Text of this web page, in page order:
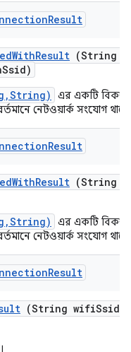
Result
WithResult (String
Ssid)
এর একটি
নেটওয়ার্ক সংযোগ থাকে
Result
WithResult (String
এর একটি
নেটওয়ার্ক সংযোগ থাকে
Result
(String wifiSsid